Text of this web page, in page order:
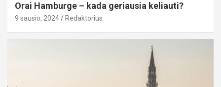
Orai Hamburge – kada geriausia keliauti?
9 sausio, 2024 Redaktorius